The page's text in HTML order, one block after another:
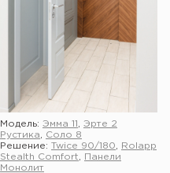
Модель: Эмма 11
Эрте 2
Рустика
Соло 8
Решение: Twice 90/180
Rolapp
Stealth Comfort
Панели
Монолит